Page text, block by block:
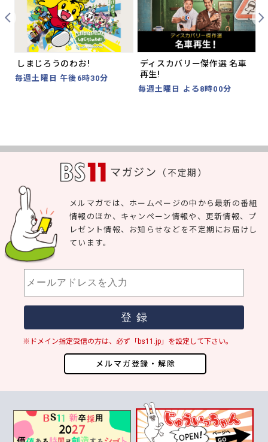
しまじろうのわお!
毎週土曜日 午後6時30分
ディスカバリー傑作選 名車
再生!
毎週土曜日 よる8時00分
Prev
マガジン （不定期）
メルマガ登録・解除
メルマガでは、ホームページの中から最新の番組
情報のほか、キャンペーン情報や、更新情報、プ
レゼント情報、お知らせなどを不定期にお届けし
ています。
※ドメイン指定受信の方は、必ず「bs11.jp」を設定して下さい。